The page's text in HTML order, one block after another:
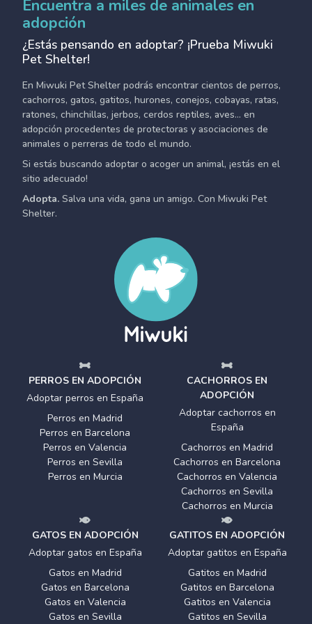
Encuentra a miles de animales en
adopción
¿Estás pensando en adoptar? ¡Prueba Miwuki
Pet Shelter!
En Miwuki Pet Shelter podrás encontrar cientos de perros,
cachorros, gatos, gatitos, hurones, conejos, cobayas, ratas,
ratones, chinchillas, jerbos, cerdos reptiles, aves... en
adopción procedentes de protectoras y asociaciones de
animales o perreras de todo el mundo.
Si estás buscando adoptar o acoger un animal, ¡estás en el
sitio adecuado!
Adopta. Salva una vida, gana un amigo. Con Miwuki Pet
Shelter.
PERROS EN ADOPCIÓN
Adoptar perros en España
Perros en Madrid
Perros en Barcelona
Perros en Valencia
Perros en Sevilla
Perros en Murcia
CACHORROS EN
ADOPCIÓN
Adoptar cachorros en
España
Cachorros en Madrid
Cachorros en Barcelona
Cachorros en Valencia
Cachorros en Sevilla
Cachorros en Murcia
GATOS EN ADOPCIÓN
Adoptar gatos en España
Gatos en Madrid
Gatos en Barcelona
Gatos en Valencia
Gatos en Sevilla
GATITOS EN ADOPCIÓN
Adoptar gatitos en España
Gatitos en Madrid
Gatitos en Barcelona
Gatitos en Valencia
Gatitos en Sevilla